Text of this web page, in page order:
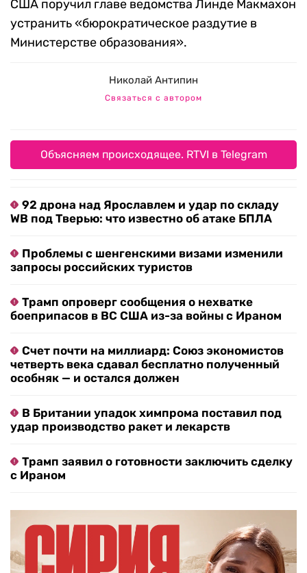
США поручил главе ведомства Линде Макмахон
устранить «бюрократическое раздутие в
Министерстве образования».
Николай Антипин
Связаться с автором
Объясняем происходящее. RTVI в Telegram
92 дрона над Ярославлем и удар по складу
WB под Тверью: что известно об атаке БПЛА
Проблемы с шенгенскими визами изменили
запросы российских туристов
Трамп опроверг сообщения о нехватке
боеприпасов в ВС США из-за войны с Ираном
Счет почти на миллиард: Союз экономистов
четверть века сдавал бесплатно полученный
особняк — и остался должен
В Британии упадок химпрома поставил под
удар производство ракет и лекарств
Трамп заявил о готовности заключить сделку
с Ираном